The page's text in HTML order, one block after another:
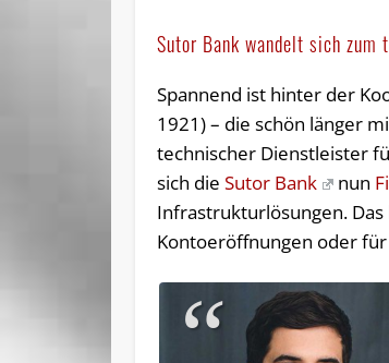
Sutor Bank wandelt sich
Spannend ist hinter der
1921) – die schön länger
technischer Dienstleister
sich dieSutor Bank nun
Infrastrukturlösungen.
Kontoeröffnungen oder